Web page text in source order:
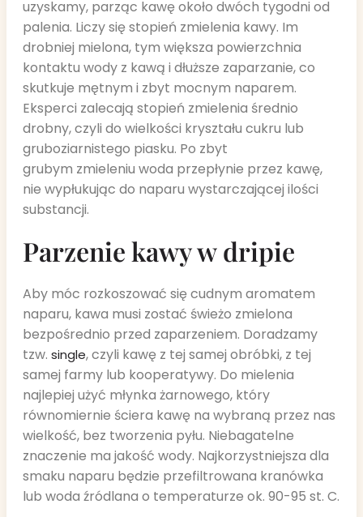
uzyskamy, parząc kawę około dwóch tygodni od
palenia. Liczy się stopień zmielenia kawy. Im
drobniej mielona, tym większa powierzchnia
kontaktu wody z kawą i dłuższe zaparzanie, co
skutkuje mętnym i zbyt mocnym naparem.
Eksperci zalecają stopień zmielenia średnio
drobny, czyli do wielkości kryształu cukru lub
gruboziarnistego piasku. Po zbyt
grubym zmieleniu woda przepłynie przez kawę,
nie wypłukując do naparu wystarczającej ilości
substancji.
Parzenie kawy w dripie
Aby móc rozkoszować się cudnym aromatem
naparu, kawa musi zostać świeżo zmielona
bezpośrednio przed zaparzeniem. Doradzamy
tzw. single, czyli kawę z tej samej obróbki, z tej
samej farmy lub kooperatywy. Do mielenia
najlepiej użyć młynka żarnowego, który
równomiernie ściera kawę na wybraną przez nas
wielkość, bez tworzenia pyłu. Niebagatelne
znaczenie ma jakość wody. Najkorzystniejsza dla
smaku naparu będzie przefiltrowana kranówka
lub woda źródlana o temperaturze ok. 90-95 st. C.